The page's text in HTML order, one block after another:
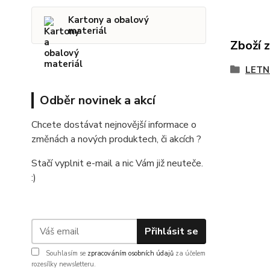
Kartony a obalový
materiál
Odběr novinek a akcí
Chcete dostávat nejnovější informace o
změnách a nových produktech, či akcích ?
Stačí vyplnit e-mail a nic Vám již neuteče.
:)
Přihlásit se
Souhlasím se zpracováním osobních údajů za účelem
rozesílky newsletteru.
Zboží